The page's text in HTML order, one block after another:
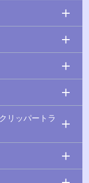
リッパートラ